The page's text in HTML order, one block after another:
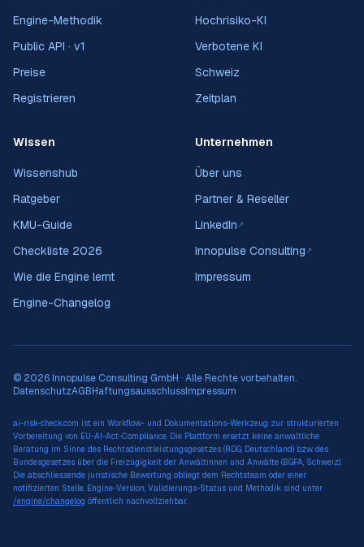
Engine-Methodik
Public API · v1
Preise
Registrieren
Hochrisiko-KI
Verbotene KI
Schweiz
Zeitplan
Wissen
Wissenshub
Ratgeber
KMU-Guide
Checkliste 2026
Wie die Engine lernt
Engine-Changelog
Unternehmen
Über uns
Partner & Reseller
LinkedIn ↗
Innopulse Consulting ↗
Impressum
© 2026 Innopulse Consulting GmbH · Alle Rechte vorbehalten.
DatenschutzAGBHaftungsausschlussImpressum
ai-risk-check.com ist ein Workflow- und Dokumentations-Werkzeug zur strukturierten
Vorbereitung von EU-AI-Act-Compliance. Die Plattform ersetzt keine anwaltliche
Beratung im Sinne des Rechtsdienstleistungsgesetzes (RDG, Deutschland) bzw. des
Bundesgesetzes über die Freizügigkeit der Anwältinnen und Anwälte (BGFA, Schweiz).
Die abschliessende juristische Bewertung obliegt dem Rechtsteam oder einer
notifizierten Stelle. Engine-Version, Validierungs-Status und Methodik sind unter
/engine/changelog öffentlich nachvollziehbar.